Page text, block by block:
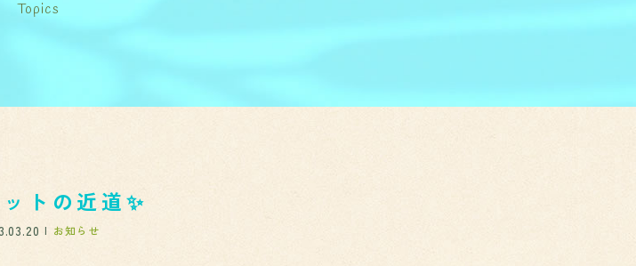
Topics
トの近道✨
お知らせ